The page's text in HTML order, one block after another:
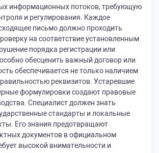
информационных потоков, требующую
и регулирования. Каждое
письмо должно проходить
на соответствие установленным
порядка регистрации или
обесценить важный договор или
обеспечивается не только наличием
реквизитов. Устаревшие
формулировки создают правовые
Специалист должен знать
стандарты и локальные
Его знания предотвращают
документов в официальном
высокой внимательности и